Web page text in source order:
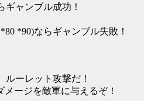
ギャンブル成功！
*90)ならギャンブル失敗！
ルーレット攻撃だ！
ージを敵軍に与えるぞ！